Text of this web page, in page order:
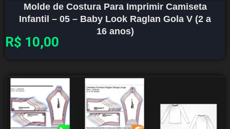
Molde de Costura Para Imprimir Camiseta
Infantil – 05 – Baby Look Raglan Gola V (2 a
16 anos)
R$ 10,00